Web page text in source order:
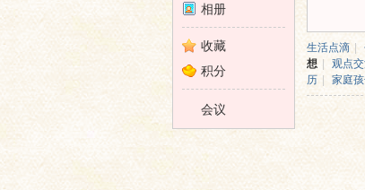
学
生活点滴
想
观点
历
家庭
相册
收藏
积分
会议